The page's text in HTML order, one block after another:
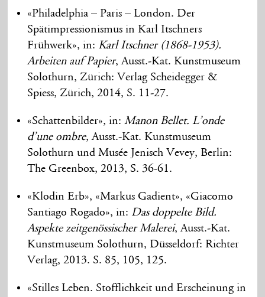
«Philadelphia – Paris – London. Der
Spätimpressionismus in Karl Itschners
Frühwerk», in: Karl Itschner (1868-1953).
Arbeiten auf Papier, Ausst.-Kat. Kunstmuseum
Solothurn, Zürich: Verlag Scheidegger &
Spiess, Zürich, 2014, S. 11-27.
«Schattenbilder», in:Manon Bellet. L’onde
d’une ombre, Ausst.-Kat. Kunstmuseum
Solothurn und Musée Jenisch Vevey, Berlin:
The Greenbox, 2013, S. 36-61.
«Klodin Erb», «Markus Gadient», «Giacomo
Santiago Rogado», in: Das doppelte Bild.
Aspekte zeitgenössischer Malerei, Ausst.-Kat.
Kunstmuseum Solothurn, Düsseldorf: Richter
Verlag, 2013. S. 85, 105, 125.
«Stilles Leben. Stofflichkeit und Erscheinung in